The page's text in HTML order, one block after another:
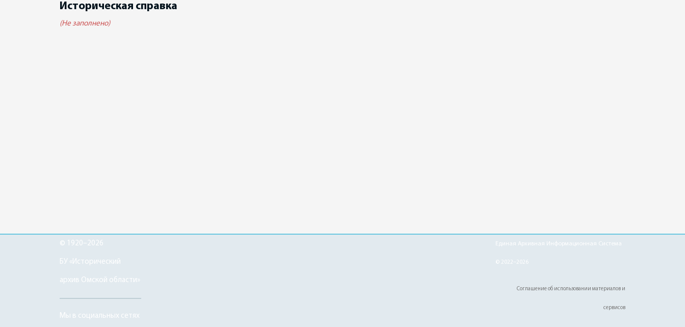
Историческая справка
(Не заполнено)
© 1920–2026
БУ «Исторический
архив Омской области»
Мы в социальных сетях
Единая Архивная Информационная Система
© 2022–2026
Соглашение об использовании материалов и
сервисов